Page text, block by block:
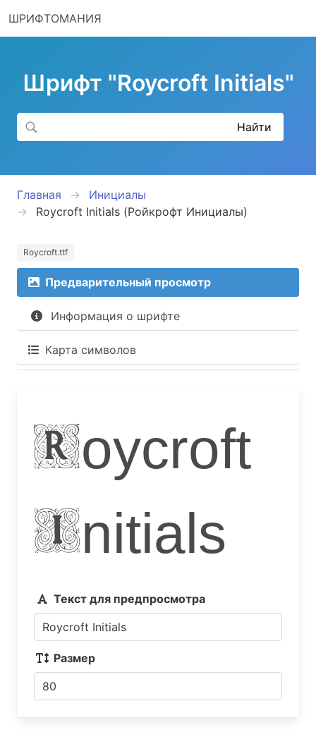
ШРИФТОМАНИЯ
Шрифт "Roycroft Initials"
Главная
Инициалы
Roycroft Initials (Ройкрофт Инициалы)
Roycroft.ttf
Предварительный просмотр
Информация о шрифте
Карта символов
Roycroft
Initials
Текст для предпросмотра
Размер